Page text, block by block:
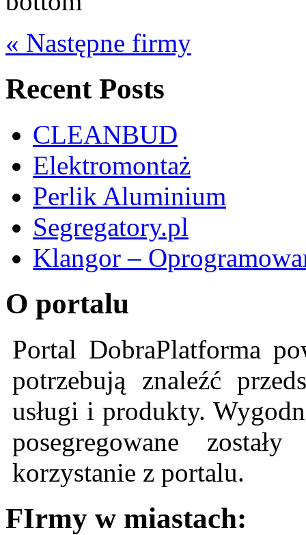
« Następne firmy
Recent Posts
CLEANBUD
Elektromontaż
Perlik Aluminium
Segregatory.pl
Klangor –
O portalu
Portal DobraPlatforma
potrzebują znaleźć
usługi i produkty.
posegregowane
korzystanie z portalu.
FIrmy w miastach: